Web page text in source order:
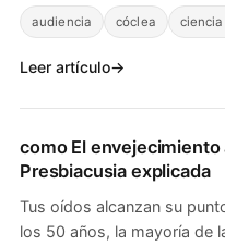
audiencia cóclea
Leer artículo
como El
Presbiacusia explicada
Tus oídos alcanzan su
los 50 años, la mayoría de